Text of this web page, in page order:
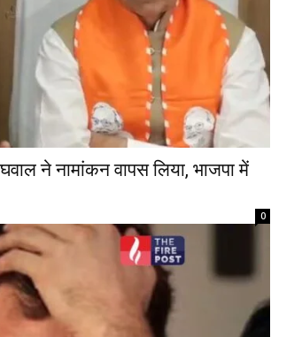
ने नामांकन वापस लिया, भाजपा में
0